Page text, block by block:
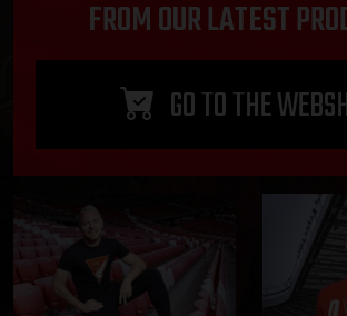
FROM OUR LATEST
GO TO THE